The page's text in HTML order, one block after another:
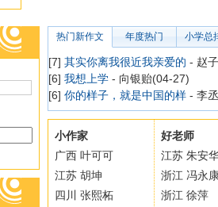
热门新作文 年度热门 小学总
[7] 其实你离我很近我亲爱的 - 赵
[6] 我想上学 - 向银贻(04-27)
[6] 你的样子，就是中国的样 - 李
小作家
广西 叶可可
江苏 胡坤
四川 张熙柘
好老师
江苏 朱安
浙江 冯永
浙江 徐萍